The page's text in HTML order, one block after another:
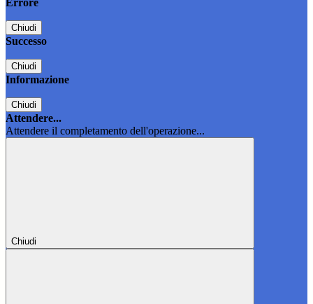
Errore
Chiudi
Successo
Chiudi
Informazione
Chiudi
Attendere...
Attendere il completamento dell'operazione...
Chiudi